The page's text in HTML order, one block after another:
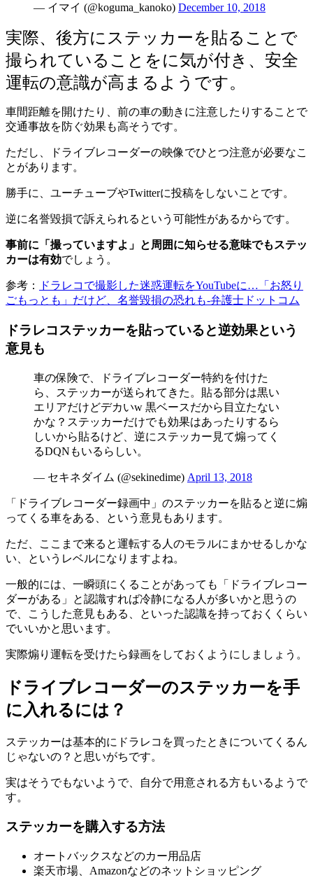
— イマイ (@koguma_kanoko) December 10, 2018
実際、後方にステッカーを貼ることで
撮られていることをに気が付き、安全
運転の意識が高まるようです。
車間距離を開けたり、前の車の動きに注意したりすることで
交通事故を防ぐ効果も高そうです。
ただし、ドライブレコーダーの映像でひとつ注意が必要なこ
とがあります。
勝手に、ユーチューブやTwitterに投稿をしないことです。
逆に名誉毀損で訴えられるという可能性があるからです。
事前に「撮っていますよ」と周囲に知らせる意味でもステッ
カーは有効でしょう。
参考：
ドラレコで撮影した迷惑運転をYouTubeに…「お怒り
ごもっとも」だけど、名誉毀損の恐れも-弁護士ドットコム
ドラレコステッカーを貼っていると逆効果という
意見も
車の保険で、ドライブレコーダー特約を付けた
ら、ステッカーが送られてきた。貼る部分は黒い
エリアだけどデカいw 黒ベースだから目立たない
かな？ステッカーだけでも効果はあったりするら
しいから貼るけど、逆にステッカー見て煽ってく
るDQNもいるらしい。
— セキネダイム (@sekinedime) April 13, 2018
「ドライブレコーダー録画中」のステッカーを貼ると逆に煽
ってくる車をある、という意見もあります。
ただ、ここまで来ると運転する人のモラルにまかせるしかな
い、というレベルになりますよね。
一般的には、一瞬頭にくることがあっても「ドライブレコー
ダーがある」と認識すれば冷静になる人が多いかと思うの
で、こうした意見もある、といった認識を持っておくくらい
でいいかと思います。
実際煽り運転を受けたら録画をしておくようにしましょう。
ドライブレコーダーのステッカーを手
に入れるには？
ステッカーは基本的にドラレコを買ったときについてくるん
じゃないの？と思いがちです。
実はそうでもないようで、自分で用意される方もいるようで
す。
ステッカーを購入する方法
オートバックスなどのカー用品店
楽天市場、Amazonなどのネットショッピング